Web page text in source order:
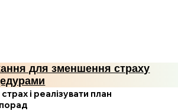
для зменшення страху
і реалізувати план